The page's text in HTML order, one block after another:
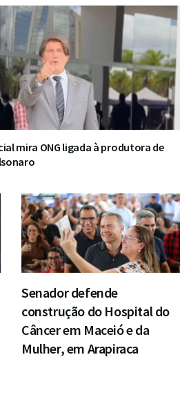
mira ONG ligada à produtora de
Senador defende
construção do Hospital do
Câncer em Maceió e da
Mulher, em Arapiraca